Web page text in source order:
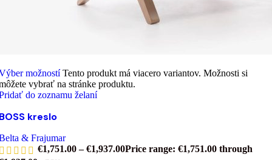
možností Tento produkt má viacero variantov. Možnosti si
vybrať na stránke produktu.
do zoznamu želaní
kreslo
& Frajumar
€1,751.00 – €1,937.00Price range: €1,751.00 through